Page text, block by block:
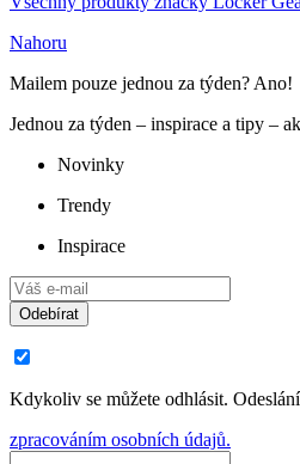
Nahoru
Mailem pouze jednou za týden? Ano!
Jednou za týden – inspirace a tipy –
Novinky
Trendy
Inspirace
Odebírat
Kdykoliv se můžete odhlásit.
zpracováním osobních údajů.